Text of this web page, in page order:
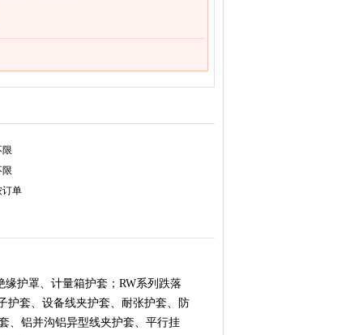
限
限
订单
护罩、计量箱护套；RW系列跌落
护套、设备线夹护套、耐张护套、防
、铝并沟铝异型线夹护套、平行挂